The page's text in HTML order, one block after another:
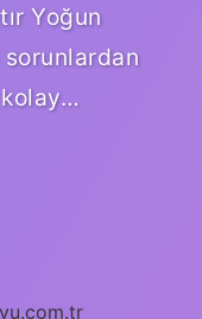
Yoğun